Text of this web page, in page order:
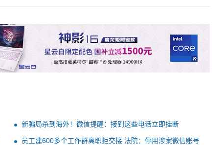
新骗局杀到海外！微信提醒：接到这些电话立即挂断
员工建600多个工作群离职拒交接 法院：停用涉案微信账号